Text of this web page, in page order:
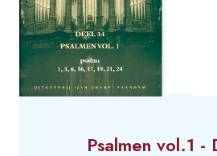
Psalmen vol.1 -